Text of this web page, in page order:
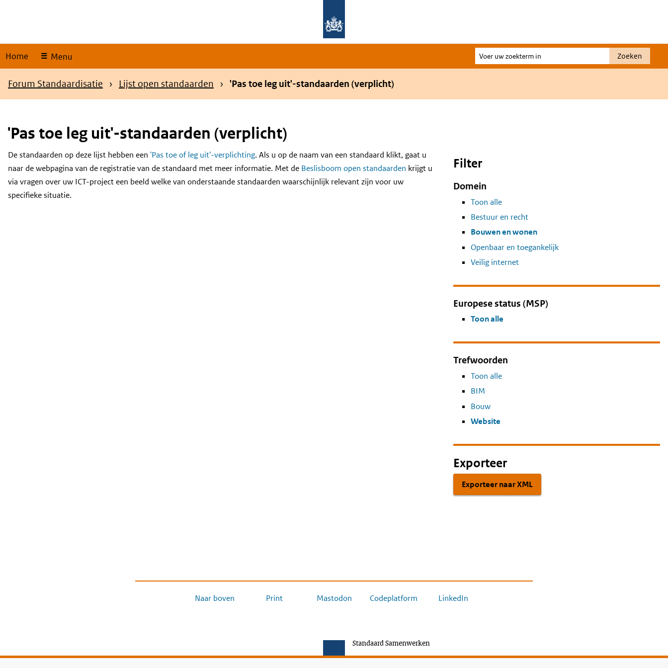
Home Menu
Voer
uw
Zoeken
Kruimelpad
Forum Standaardisatie Lijst open standaarden 'Pas toe leg uit'-standaarden (verplicht)
'Pas toe leg uit'-standaarden (verplicht)
Content
De standaarden op deze lijst hebben een 'Pas toe of leg uit'-verplichting. Als u op de naam van een standaard klikt, gaat u
naar de webpagina van de registratie van de standaard met meer informatie. Met de Beslisboom open standaarden krijgt u
via vragen over uw ICT-project een beeld welke van onderstaande standaarden waarschijnlijk relevant zijn voor uw
specifieke situatie.
Filter
Domein
Toon alle
Bestuur en recht
Bouwen en wonen
Openbaar en toegankelijk
Veilig internet
Europese status (MSP)
Toon alle
Trefwoorden
Toon alle
BIM
Bouw
Website
Exporteer
Exporteer naar XML
Naar boven Print Mastodon Codeplatform LinkedIn
Standaard Samenwerken